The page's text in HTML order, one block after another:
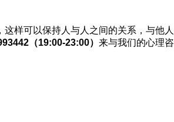
可以保持人与人之间的关系，与他
（19:00-23:00） 来与我们的心理